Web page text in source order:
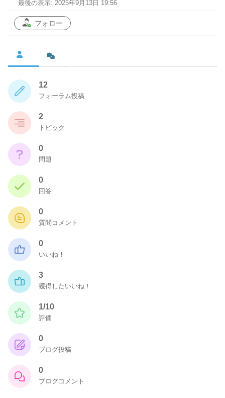
最後の表示: 2025年9月13日 19:56
フォロー
12
フォーラム投稿
2
トピック
0
問題
0
回答
0
質問コメント
0
いいね！
3
獲得したいいね！
1/10
評価
0
ブログ投稿
0
ブログコメント